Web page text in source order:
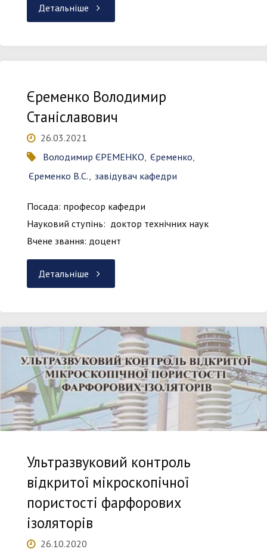
Детальніше "Models
Measures
in
Measurements
Monitoring"
Єременко Володимир
Станіславович
26.03.2021
Володимир ЄРЕМЕНКО, Єременко,
Єременко В.С., завідувач кафедри
Посада: професор кафедри
Науковий ступінь: доктор технічних наук
Вчене звання: доцент
Детальніше "Єременко
Станіславович"
Ультразвуковий контроль
відкритої мікроскопічної
пористості фарфорових
ізоляторів
26.10.2020